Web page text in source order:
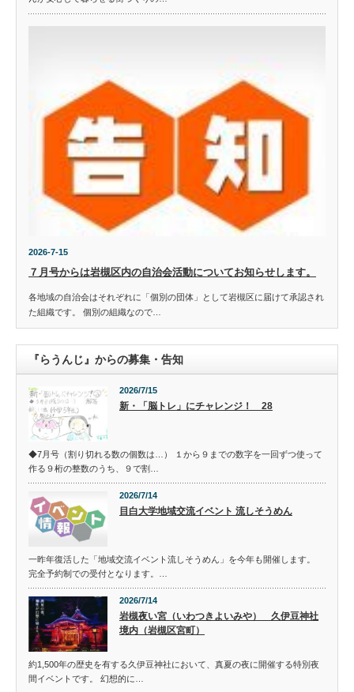
2026-7-15
７月号からは岩槻区内の自治会活動についてお知らせします。
各地域の自治会はそれぞれに「個別の団体」として岩槻区に届けて承認され
た組織です。 個別の組織なので…
『らうんじ』からの募集・告知
2026/7/15
新・「脳トレ」にチャレンジ！ 28
◆7月号（割り切れる数の個数は…） １から９までの数字を一回ずつ使って
作る９桁の整数のうち、９で割…
2026/7/14
目白大学地域交流イベント 流しそうめん
一昨年復活した「地域交流イベント流しそうめん」を今年も開催します。
完全予約制での受付となります。…
2026/7/14
岩槻夜い宮（いわつきよいみや） 久伊豆神社
境内（岩槻区宮町）
約1,500年の歴史を有する久伊豆神社において、真夏の夜に開催する特別夜
間イベントです。 幻想的に…